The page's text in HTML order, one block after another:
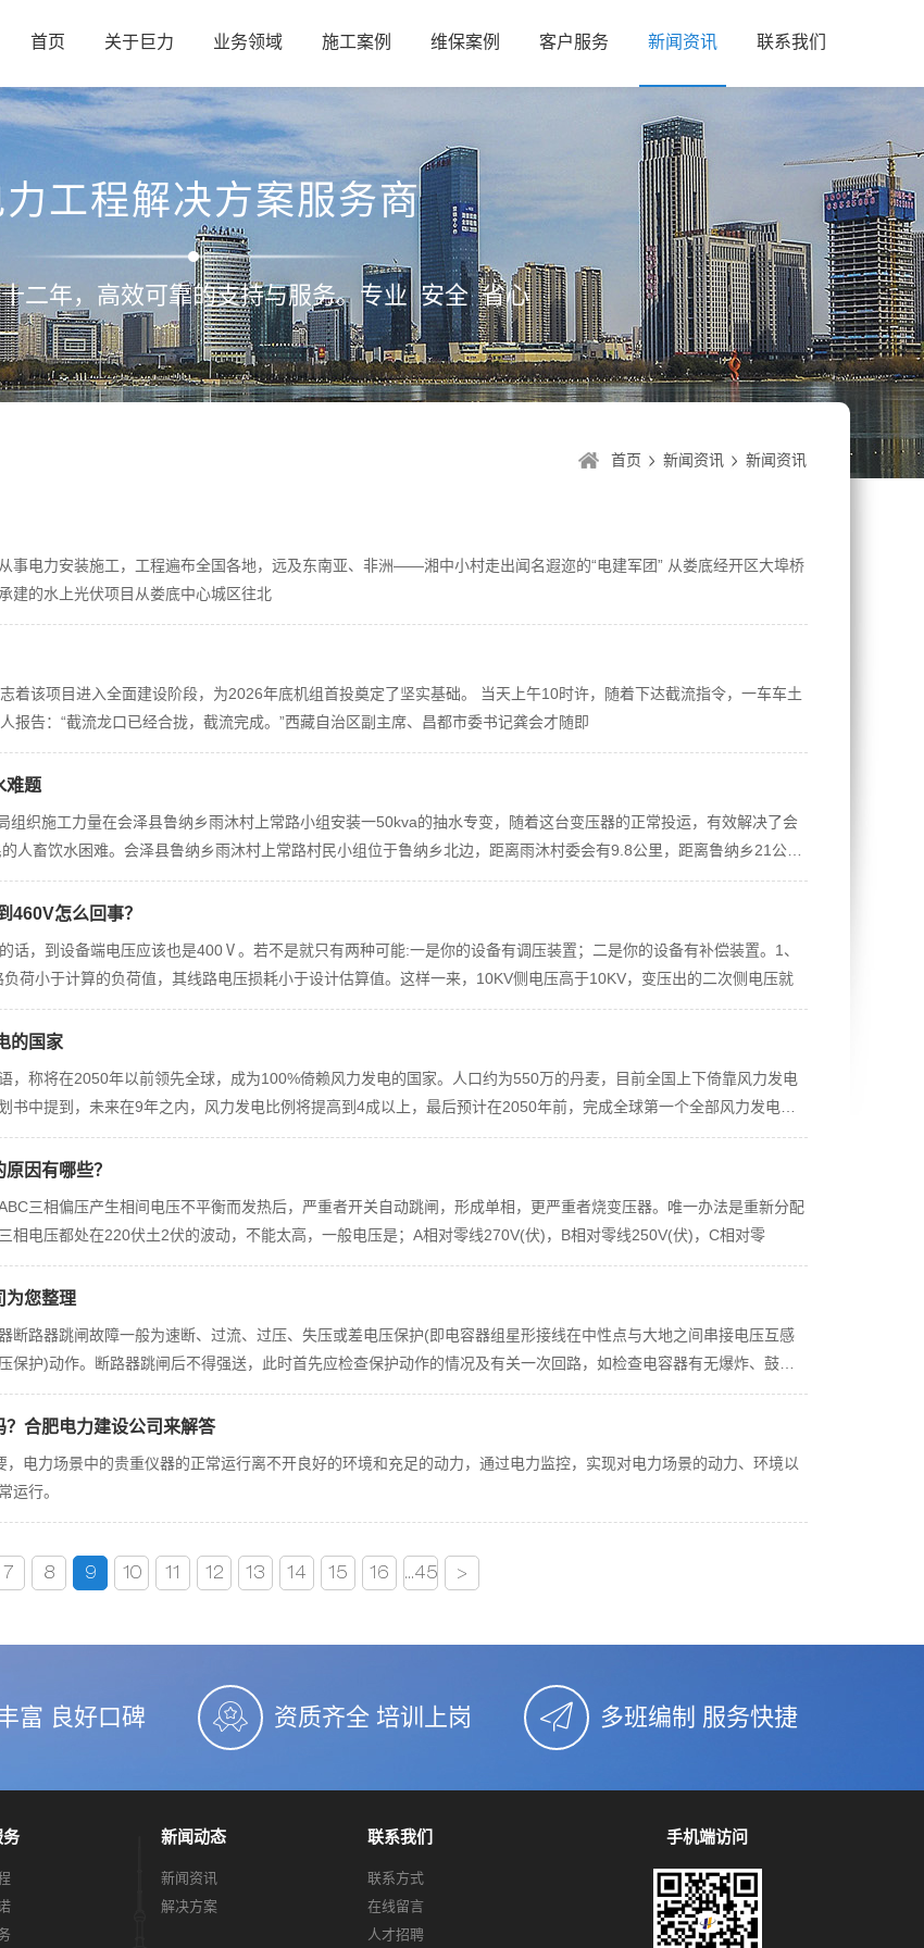
首页 关于巨力 业务领域 施工案例 维保案例 客户服务 新闻资讯 联系我们
力工程解决方案服务商
二年，高效可靠的支持与服务。专业 安全 省心
首页 新闻资讯 新闻资讯
事电力安装施工，工程遍布全国各地，远及东南亚、非洲——湘中小村走出闻名遐迩的“电建军团” 从娄底经开区大埠桥
的水上光伏项目从娄底中心城区往北
着该项目进入全面建设阶段，为2026年底机组首投奠定了坚实基础。 当天上午10时许，随着下达截流指令，一车车土
报告：“截流龙口已经合拢，截流完成。”西藏自治区副主席、昌都市委书记龚会才随即
难题
组织施工力量在会泽县鲁纳乡雨沐村上常路小组安装一50kva的抽水专变，随着这台变压器的正常投运，有效解决了会
人畜饮水困难。会泽县鲁纳乡雨沐村上常路村民小组位于鲁纳乡北边，距离雨沐村委会有9.8公里，距离鲁纳乡21公
460V怎么回事？
，到设备端电压应该也是400Ⅴ。若不是就只有两种可能:一是你的设备有调压装置；二是你的设备有补偿装置。1、
荷小于计算的负荷值，其线路电压损耗小于设计估算值。这样一来，10KV侧电压高于10KV，变压出的二次侧电压就
的国家
，称将在2050年以前领先全球，成为100%倚赖风力发电的国家。人口约为550万的丹麦，目前全国上下倚靠风力发电
书中提到，未来在9年之内，风力发电比例将提高到4成以上，最后预计在2050年前，完成全球第一个全部风力发电的
因有哪些？
三相偏压产生相间电压不平衡而发热后，严重者开关自动跳闸，形成单相，更严重者烧变压器。唯一办法是重新分配
相电压都处在220伏土2伏的波动，不能太高，一般电压是；A相对零线270V(伏)，B相对零线250V(伏)，C相对零
为您整理
断路器跳闸故障一般为速断、过流、过压、失压或差电压保护(即电容器组星形接线在中性点与大地之间串接电压互感
保护)动作。断路器跳闸后不得强送，此时首先应检查保护动作的情况及有关一次回路，如检查电容器有无爆炸、鼓
合肥电力建设公司来解答
电力场景中的贵重仪器的正常运行离不开良好的环境和充足的动力，通过电力监控，实现对电力场景的动力、环境以
运行。
7 8 9 10 11 12 13 14 15 16 ...45 >
富 良好口碑 资质齐全 培训上岗 多班编制 服务快捷
务 新闻动态
新闻资讯
解决方案
联系我们
联系方式
在线留言
人才招聘
手机端访问